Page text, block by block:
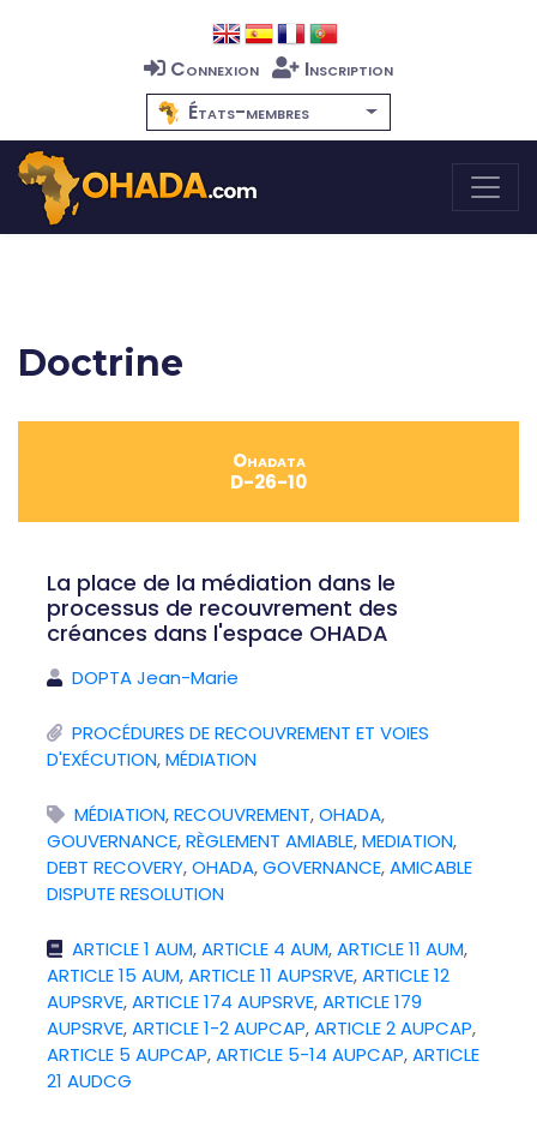
Connexion
Inscription
États-membres
Doctrine
Ohadata
D-26-10
La place de la médiation dans le
processus de recouvrement des
créances dans l'espace OHADA
DOPTA Jean-Marie
PROCÉDURES DE RECOUVREMENT ET VOIES
D'EXÉCUTION,MÉDIATION
MÉDIATION,RECOUVREMENT,OHADA,
GOUVERNANCE,RÈGLEMENT AMIABLE,MEDIATION,
DEBT RECOVERY,OHADA,GOVERNANCE,AMICABLE
DISPUTE RESOLUTION
ARTICLE 1 AUM,ARTICLE 4 AUM,ARTICLE 11 AUM,
ARTICLE 15 AUM,ARTICLE 11 AUPSRVE,ARTICLE 12
AUPSRVE,ARTICLE 174 AUPSRVE,ARTICLE 179
AUPSRVE,ARTICLE 1-2 AUPCAP,ARTICLE 2 AUPCAP,
ARTICLE 5 AUPCAP,ARTICLE 5-14 AUPCAP,ARTICLE
21 AUDCG